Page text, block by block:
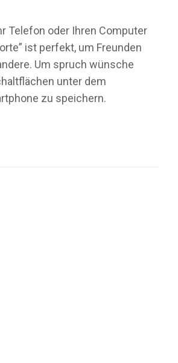
Telefon oder Ihren Computer
ist perfekt, um Freunden
Um spruch wünsche
unter dem
zu speichern.